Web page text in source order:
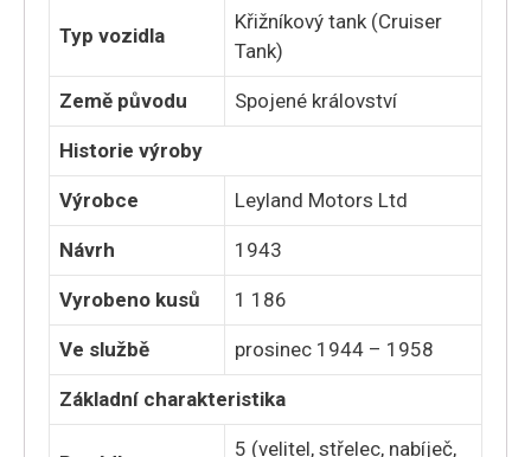
Typ vozidla
Křižníkový tank (Cruiser
Tank)
Země původu Spojené království
Historie výroby
Výrobce Leyland Motors Ltd
Návrh 1943
Vyrobeno kusů 1 186
Ve službě prosinec 1944 – 1958
Základní charakteristika
5 (velitel, střelec, nabíječ,